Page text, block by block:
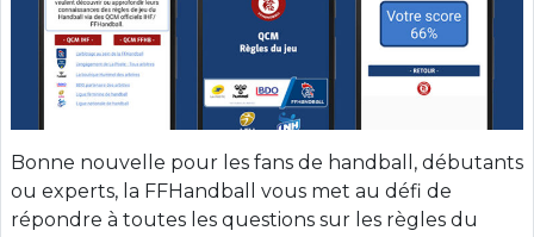
Bonne nouvelle pour les fans de handball, débutants
ou experts, la FFHandball vous met au défi de
répondre à toutes les questions sur les règles du